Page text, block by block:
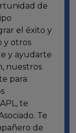
de
el éxito y
y otros
y ayudarte
nuestros
para
te
Te
de